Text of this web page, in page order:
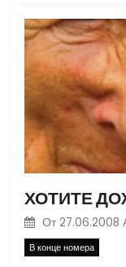
ХОТИТЕ
От 27.06.2008
В конце номера